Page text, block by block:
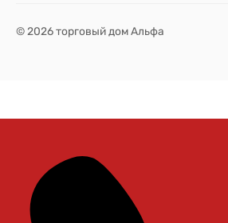
© 2026 торговый дом Альфа